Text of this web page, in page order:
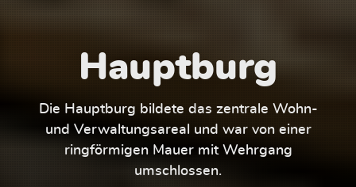
Hauptburg
Die Hauptburg bildete das zentrale Wohn-
und Verwaltungsareal und war von einer
ringförmigen Mauer mit Wehrgang
umschlossen.